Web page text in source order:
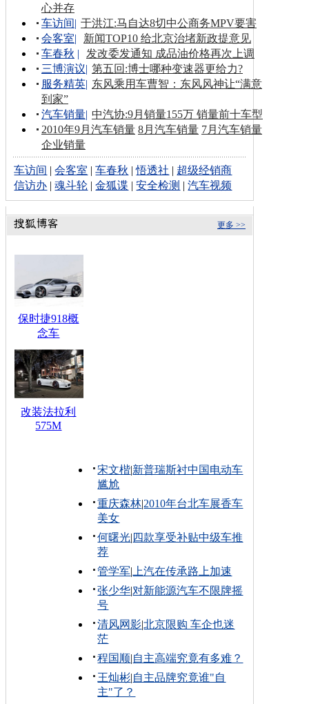
心并存
车访间| 于洪江:马自达8切中公商务MPV要害
会客室|
新闻TOP10 给北京治堵新政提意见
车春秋 |
发改委发通知 成品油价格再次上调
三博演议| 第五回:博士哪种变速器更给力?
服务精英| 东风乘用车曹智：东风风神让“满意
到家”
汽车销量| 中汽协:9月销量155万 销量前十车型
2010年9月汽车销量 8月汽车销量 7月汽车销量
企业销量
车访间 |会客室 |车春秋 |悟透社 | 超级经销商
信访办 |魂斗轮 |金狐谍 |安全检测 |汽车视频
更多 >>
保时捷918概
念车
改装法拉利
575M
宋文楷|新普瑞斯衬中国电动车
尴尬
重庆森林|2010年台北车展香车
美女
何曙光| 四款享受补贴中级车推
荐
管学军| 上汽在传承路上加速
张少华|对新能源汽车不限牌摇
号
清风网影|北京限购 车企也迷
茫
程国顺|自主高端究竟有多难？
王灿彬|自主品牌究竟谁"自
主"了？